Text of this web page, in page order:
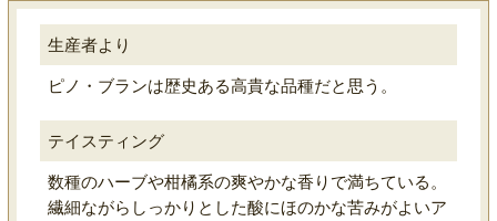
生産者より
ピノ・ブランは歴史ある高貴な品種だと思う。
テイスティング
数種のハーブや柑橘系の爽やかな香りで満ちている。
繊細ながらしっかりとした酸にほのかな苦みがよいア